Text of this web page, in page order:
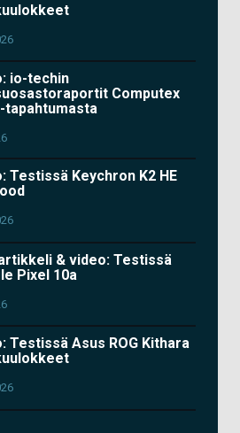
io-techin
Computex
tapahtumasta
Testissä Keychron K2 HE
& video: Testissä
Pixel 10a
Testissä Asus ROG Kithara